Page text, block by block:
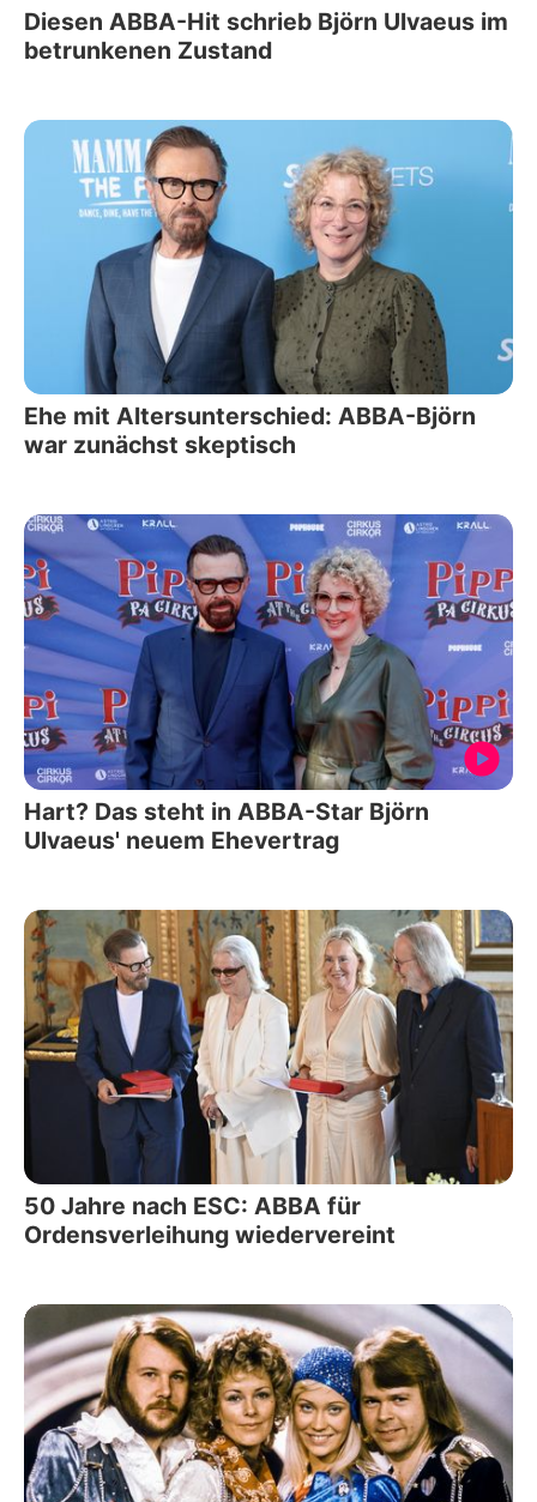
Diesen ABBA-Hit schrieb Björn Ulvaeus im
betrunkenen Zustand
Ehe mit Altersunterschied: ABBA-Björn
war zunächst skeptisch
Hart? Das steht in ABBA-Star Björn
Ulvaeus' neuem Ehevertrag
50 Jahre nach ESC: ABBA für
Ordensverleihung wiedervereint